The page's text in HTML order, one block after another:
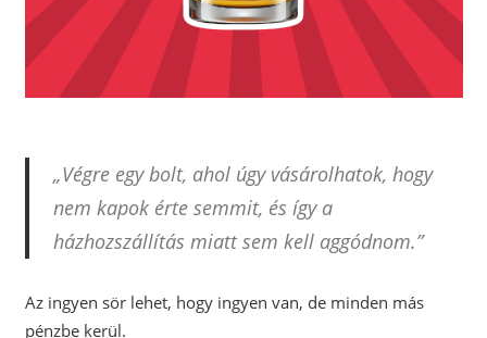
„Végre egy bolt, ahol úgy vásárolhatok, hogy
nem kapok érte semmit, és így a
házhozszállítás miatt sem kell aggódnom.”
Az ingyen sör lehet, hogy ingyen van, de minden más
pénzbe kerül.